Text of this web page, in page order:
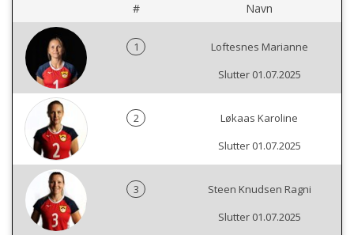
# Navn
1
Loftesnes Marianne
Slutter 01.07.2025
2
Løkaas Karoline
Slutter 01.07.2025
3
Steen Knudsen Ragni
Slutter 01.07.2025